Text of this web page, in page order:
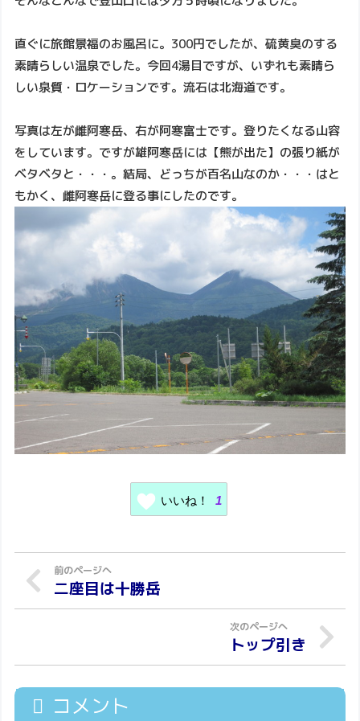
直ぐに旅館景福のお風呂に。300円でしたが、硫黄臭のする
素晴らしい温泉でした。今回4湯目ですが、いずれも素晴ら
しい泉質・ロケーションです。流石は北海道です。
写真は左が雌阿寒岳、右が阿寒富士です。登りたくなる山容
をしています。ですが雄阿寒岳には【熊が出た】の張り紙が
ベタベタと・・・。結局、どっちが百名山なのか・・・はと
もかく、雌阿寒岳に登る事にしたのです。
いいね！ 1
二座目は十勝岳
トップ引き
コメント